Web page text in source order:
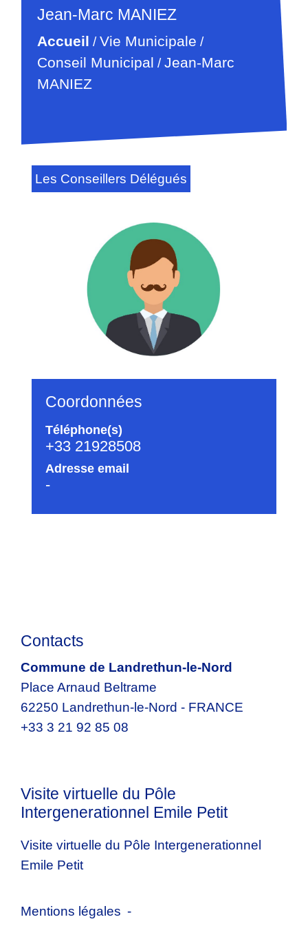
Jean-Marc MANIEZ
Accueil /Vie Municipale /
Conseil Municipal /Jean-Marc
MANIEZ
Les Conseillers Délégués
Coordonnées
Téléphone(s)
+33 21928508
Adresse email
-
Contacts
Commune de Landrethun-le-Nord
Place Arnaud Beltrame
62250 Landrethun-le-Nord - FRANCE
+33 3 21 92 85 08
Visite virtuelle du Pôle
Intergenerationnel Emile Petit
Visite virtuelle du Pôle Intergenerationnel
Emile Petit
Mentions légales -